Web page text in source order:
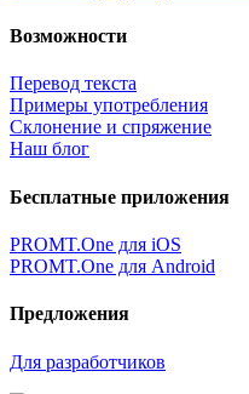
Возможности
Перевод текста
Примеры употребления
Склонение и спряжение
Наш блог
Бесплатные приложения
PROMT.One для iOS
PROMT.One для Android
Предложения
Для разработчиков